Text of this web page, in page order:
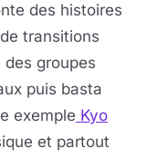
des histoires
transitions
groupes
puis basta
exemple Kyo
et partout